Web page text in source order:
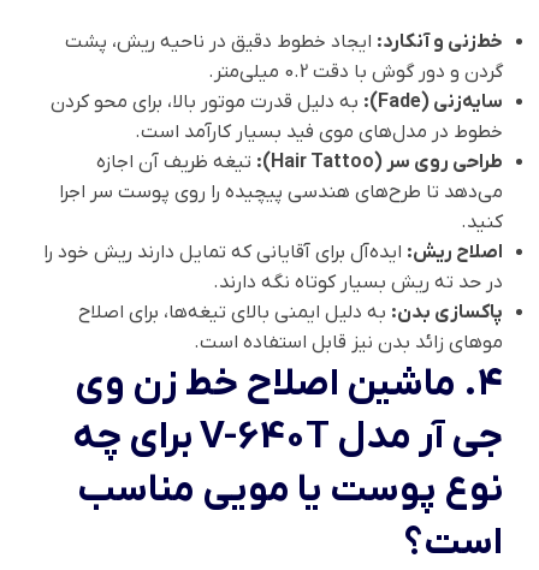
خط‌زنی و آنکارد: ایجاد خطوط دقیق در ناحیه ریش، پشت
گردن و دور گوش با دقت 0.2 میلی‌متر.
سایه‌زنی (Fade):
به دلیل قدرت موتور بالا، برای محو کردن
خطوط در مدل‌های موی فید بسیار کارآمد است.
طراحی روی سر (Hair Tattoo):
تیغه ظریف آن اجازه
می‌دهد تا طرح‌های هندسی پیچیده را روی پوست سر اجرا
کنید.
اصلاح ریش: ایده‌آل برای آقایانی که تمایل دارند ریش خود را
در حد ته ریش بسیار کوتاه نگه دارند.
پاکسازی بدن: به دلیل ایمنی بالای تیغه‌ها، برای اصلاح
موهای زائد بدن نیز قابل استفاده است.
۴. ماشین اصلاح خط زن وی
جی آر مدل V-640T
برای چه
نوع پوست یا مویی مناسب
است؟